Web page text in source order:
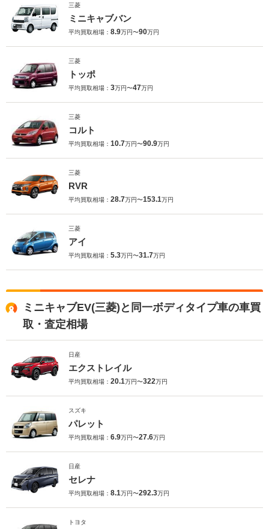
三菱
ミニキャブバン
平均買取相場： 8.9万円〜90万円
三菱
トッポ
平均買取相場： 3万円〜47万円
三菱
コルト
平均買取相場： 10.7万円〜90.9万円
三菱
RVR
平均買取相場： 28.7万円〜153.1万円
三菱
アイ
平均買取相場： 5.3万円〜31.7万円
ミニキャブEV(三菱)と同一ボディタイプ車の車買
取・査定相場
日産
エクストレイル
平均買取相場： 20.1万円〜322万円
スズキ
パレット
平均買取相場： 6.9万円〜27.6万円
日産
セレナ
平均買取相場： 8.1万円〜292.3万円
トヨタ